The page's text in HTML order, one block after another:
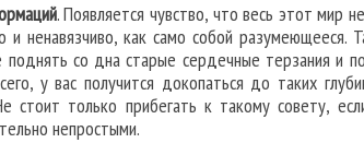
. Появляется чувство, что весь этот мир
ненавязчиво, как само собой разумеющееся.
со дна старые сердечные терзания и
у вас получится докопаться до таких
стоит только прибегать к такому совету,
непростыми.